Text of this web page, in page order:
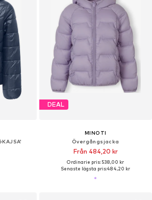
DEAL
MINOTI
Övergångsjacka
Från 484,20 kr
Ordinarie pris: 538,00 kr
Senaste lägsta pris:484,20 kr